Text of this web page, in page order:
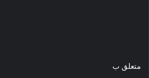
متعلق ب